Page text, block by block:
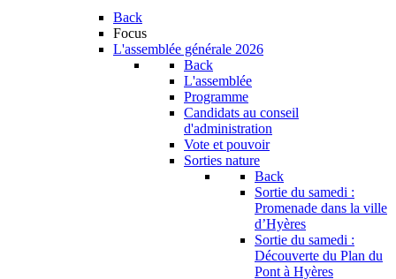
Back
Focus
L'assemblée générale 2026
Back
L'assemblée
Programme
Candidats au conseil
d'administration
Vote et pouvoir
Sorties nature
Back
Sortie du samedi :
Promenade dans la ville
d’Hyères
Sortie du samedi :
Découverte du Plan du
Pont à Hyères